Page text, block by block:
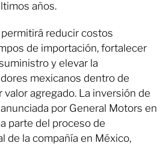
años.
reducir costos
de importación, fortalecer
y elevar la
mexicanos dentro de
agregado. La inversión de
por General Motors en
parte del proceso de
de la compañía en México,